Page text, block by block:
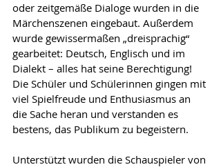
oder zeitgemäße Dialoge wurden in die
Märchenszenen eingebaut. Außerdem
wurde gewissermaßen „dreisprachig“
gearbeitet: Deutsch, Englisch und im
Dialekt – alles hat seine Berechtigung!
Die Schüler und Schülerinnen gingen mit
viel Spielfreude und Enthusiasmus an
die Sache heran und verstanden es
bestens, das Publikum zu begeistern.
Unterstützt wurden die Schauspieler von